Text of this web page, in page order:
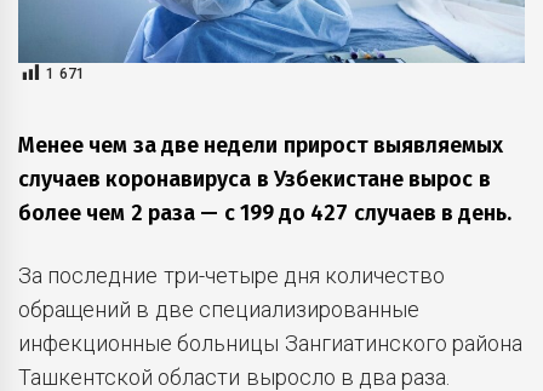
1 671
Менее чем за две недели прирост выявляемых
случаев коронавируса в Узбекистане вырос в
более чем 2 раза — с 199 до 427 случаев в день.
За последние три-четыре дня количество
обращений в две специализированные
инфекционные больницы Зангиатинского района
Ташкентской области выросло в два раза.